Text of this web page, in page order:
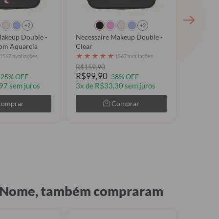
+2
Double -
Aquarela
1567 avaliações
25% OFF
sem juros
+2
Necessaire Makeup Double -
Clear
★ ★ ★ ★ ★ 1567 avaliações
R$159,90
R$99,90 38% OFF
3x de R$33,30 sem juros
Comprar
também compraram